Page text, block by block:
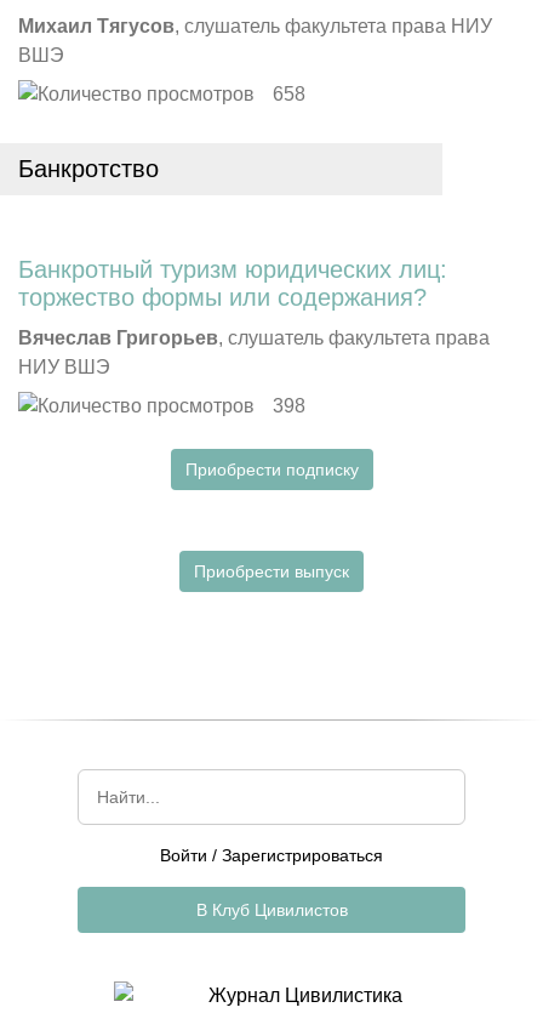
Михаил Тягусов, слушатель факультета права НИУ
ВШЭ
658
Банкротство
Банкротный туризм юридических лиц:
торжество формы или содержания?
Вячеслав Григорьев, слушатель факультета права
НИУ ВШЭ
398
Приобрести подписку
Приобрести выпуск
Войти / Зарегистрироваться
В Клуб Цивилистов